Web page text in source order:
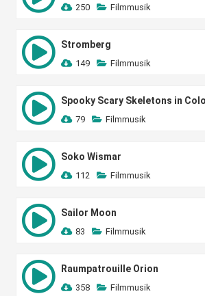
250 Filmmusik
Stromberg
149 Filmmusik
Spooky Scary Skeletons in
79 Filmmusik
Soko Wismar
112 Filmmusik
Sailor Moon
83 Filmmusik
Raumpatrouille Orion
358 Filmmusik